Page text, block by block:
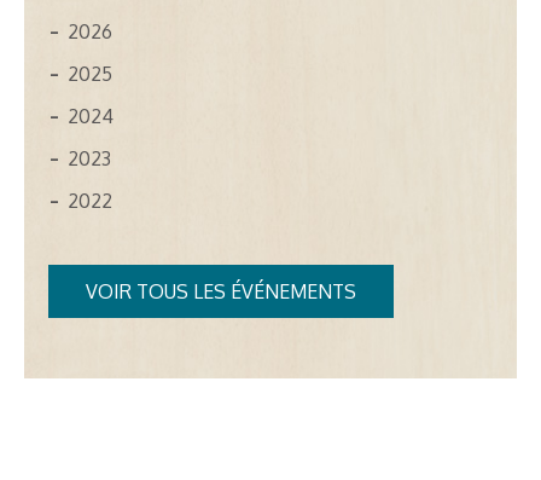
2026
2025
2024
2023
2022
VOIR TOUS LES ÉVÉNEMENTS